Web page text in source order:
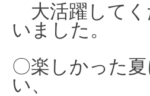
大活躍してく
いました。
〇楽しかった
い、